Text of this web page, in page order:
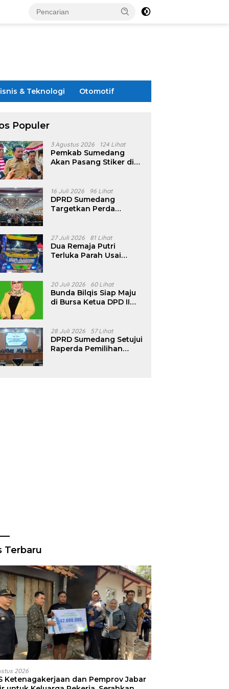
& Teknologi Otomotif
Populer
3 Agustus 2026 124 Lihat
Pemkab Sumedang
Akan Pasang Stiker di
16 Juli 2026 96 Lihat
DPRD Sumedang
Targetkan Perda
Pencalonan Diperjelas
27 Juli 2026 81 Lihat
Dua Remaja Putri
Terluka Parah Usai
Tanjungsari Sumedang
20 Juli 2026 60 Lihat
Bunda Bilqis Siap Maju
di Bursa Ketua DPD II
28 Juli 2026 57 Lihat
DPRD Sumedang Setujui
Raperda Pemilihan
Terbaru
2026
Ketenagakerjaan dan Pemprov Jabar